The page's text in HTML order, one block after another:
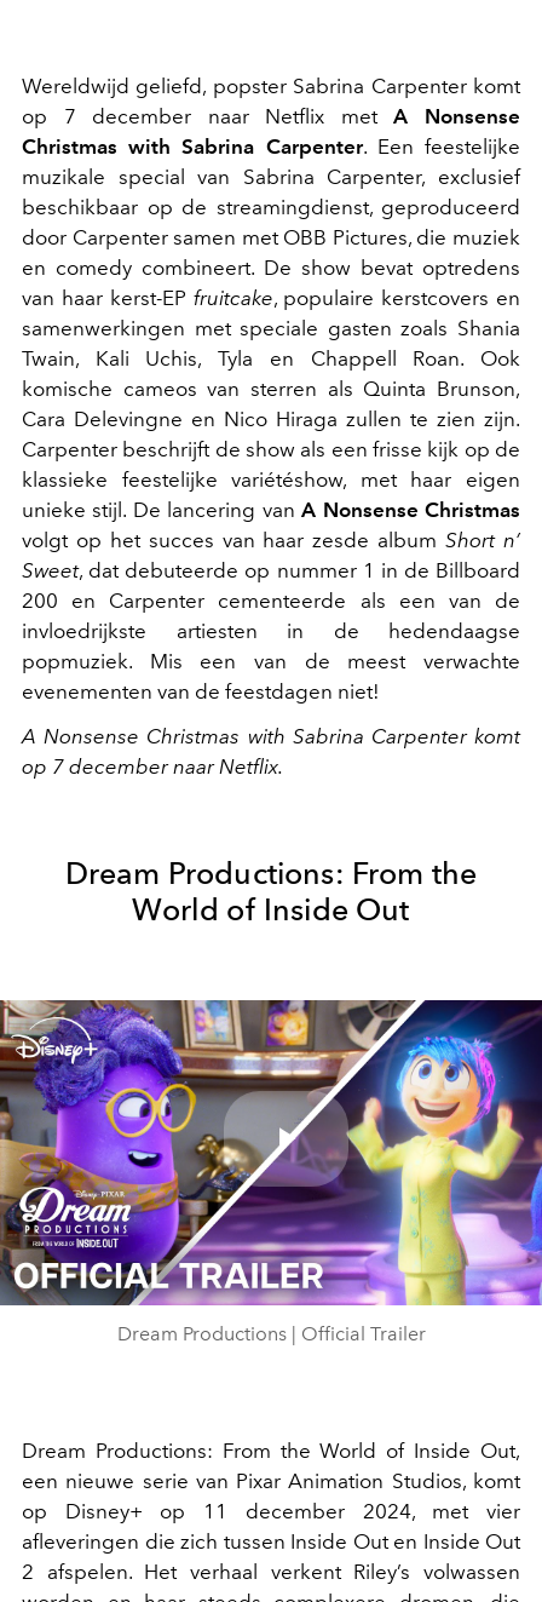
Wereldwijd geliefd, popster Sabrina Carpenter komt
op 7 december naar Netflix metA Nonsense
Christmas with Sabrina Carpenter. Een feestelijke
muzikale special van Sabrina Carpenter, exclusief
beschikbaar op de streamingdienst, geproduceerd
door Carpenter samen met OBB Pictures, die muziek
en comedy combineert. De show bevat optredens
van haar kerst-EP fruitcake, populaire kerstcovers en
samenwerkingen met speciale gasten zoals Shania
Twain, Kali Uchis, Tyla en Chappell Roan. Ook
komische cameos van sterren als Quinta Brunson,
Cara Delevingne en Nico Hiraga zullen te zien zijn.
Carpenter beschrijft de show als een frisse kijk op de
klassieke feestelijke variétéshow, met haar eigen
unieke stijl. De lancering vanA Nonsense Christmas
volgt op het succes van haar zesde albumShort n’
Sweet, dat debuteerde op nummer 1 in de Billboard
200 en Carpenter cementeerde als een van de
invloedrijkste artiesten in de hedendaagse
popmuziek. Mis een van de meest verwachte
evenementen van de feestdagen niet!
A Nonsense Christmas with Sabrina Carpenter komt
op 7 december naar Netflix.
Dream Productions: From the
World of Inside Out
Play
Video
Dream Productions | Official Trailer
Dream Productions: From the World of Inside Out,
een nieuwe serie van Pixar Animation Studios, komt
op Disney+ op 11 december 2024, met vier
afleveringen die zich tussen Inside Out en Inside Out
2 afspelen. Het verhaal verkent Riley’s volwassen